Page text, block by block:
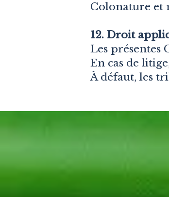
Colonature et
12. Droit
Les présentes
En cas de
À défaut, les